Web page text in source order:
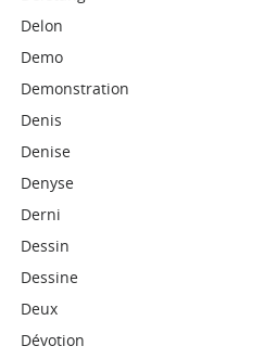
Delon
Demo
Demonstration
Denis
Denise
Denyse
Derni
Dessin
Dessine
Deux
Dévotion